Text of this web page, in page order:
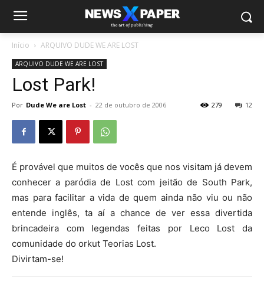
Início ARQUIVO DUDE WE ARE LOST
ARQUIVO DUDE WE ARE LOST
Lost Park!
Por Dude We are Lost - 22 de outubro de 2006 12
279
É provável que muitos de vocês que nos visitam já devem
conhecer a paródia de Lost com jeitão de South Park,
mas para facilitar a vida de quem ainda não viu ou não
entende inglês, ta aí a chance de ver essa divertida
brincadeira com legendas feitas por Leco Lost da
comunidade do orkut Teorias Lost.
Divirtam-se!